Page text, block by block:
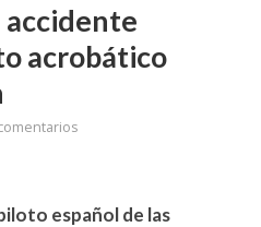
accidente
acrobático
español de las